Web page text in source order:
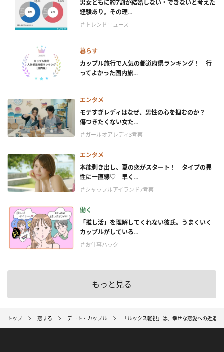
男女ともに約7割が結婚しない・できないと考えた
経験あり。その理...
＃トレンドニュース
暮らす
カップル旅行で人気の都道府県ランキング！ 行
ってよかった国内旅...
エンタメ
モテすぎレディはなぜ、男性の心を掴むのか？
傷つきたくない女た...
＃ガールオアレディ3考察
エンタメ
本能剥き出し、夏の恋がスタート！ タイプの異
性に一直線♡ 早く...
＃シャッフルアイランド7考察
働く
「推し活」を理解してくれない彼氏。うまくいく
カップルがしている...
＃お仕事ハック
もっと見る
トップ 恋する デート・カップル 「ルックス軽視」は、幸せな恋愛への近道？